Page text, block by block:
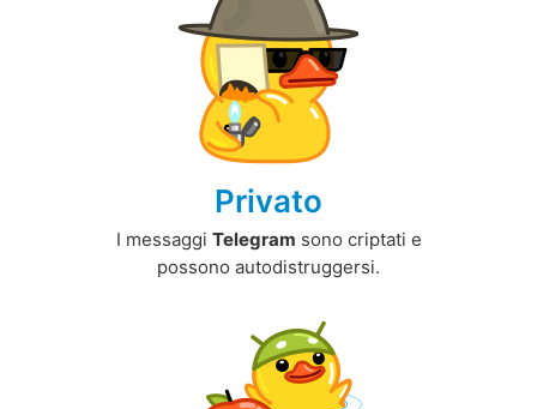
Privato
I messaggi Telegram sono criptati e
possono autodistruggersi.